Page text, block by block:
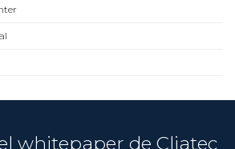
whitepaper de Cliatec